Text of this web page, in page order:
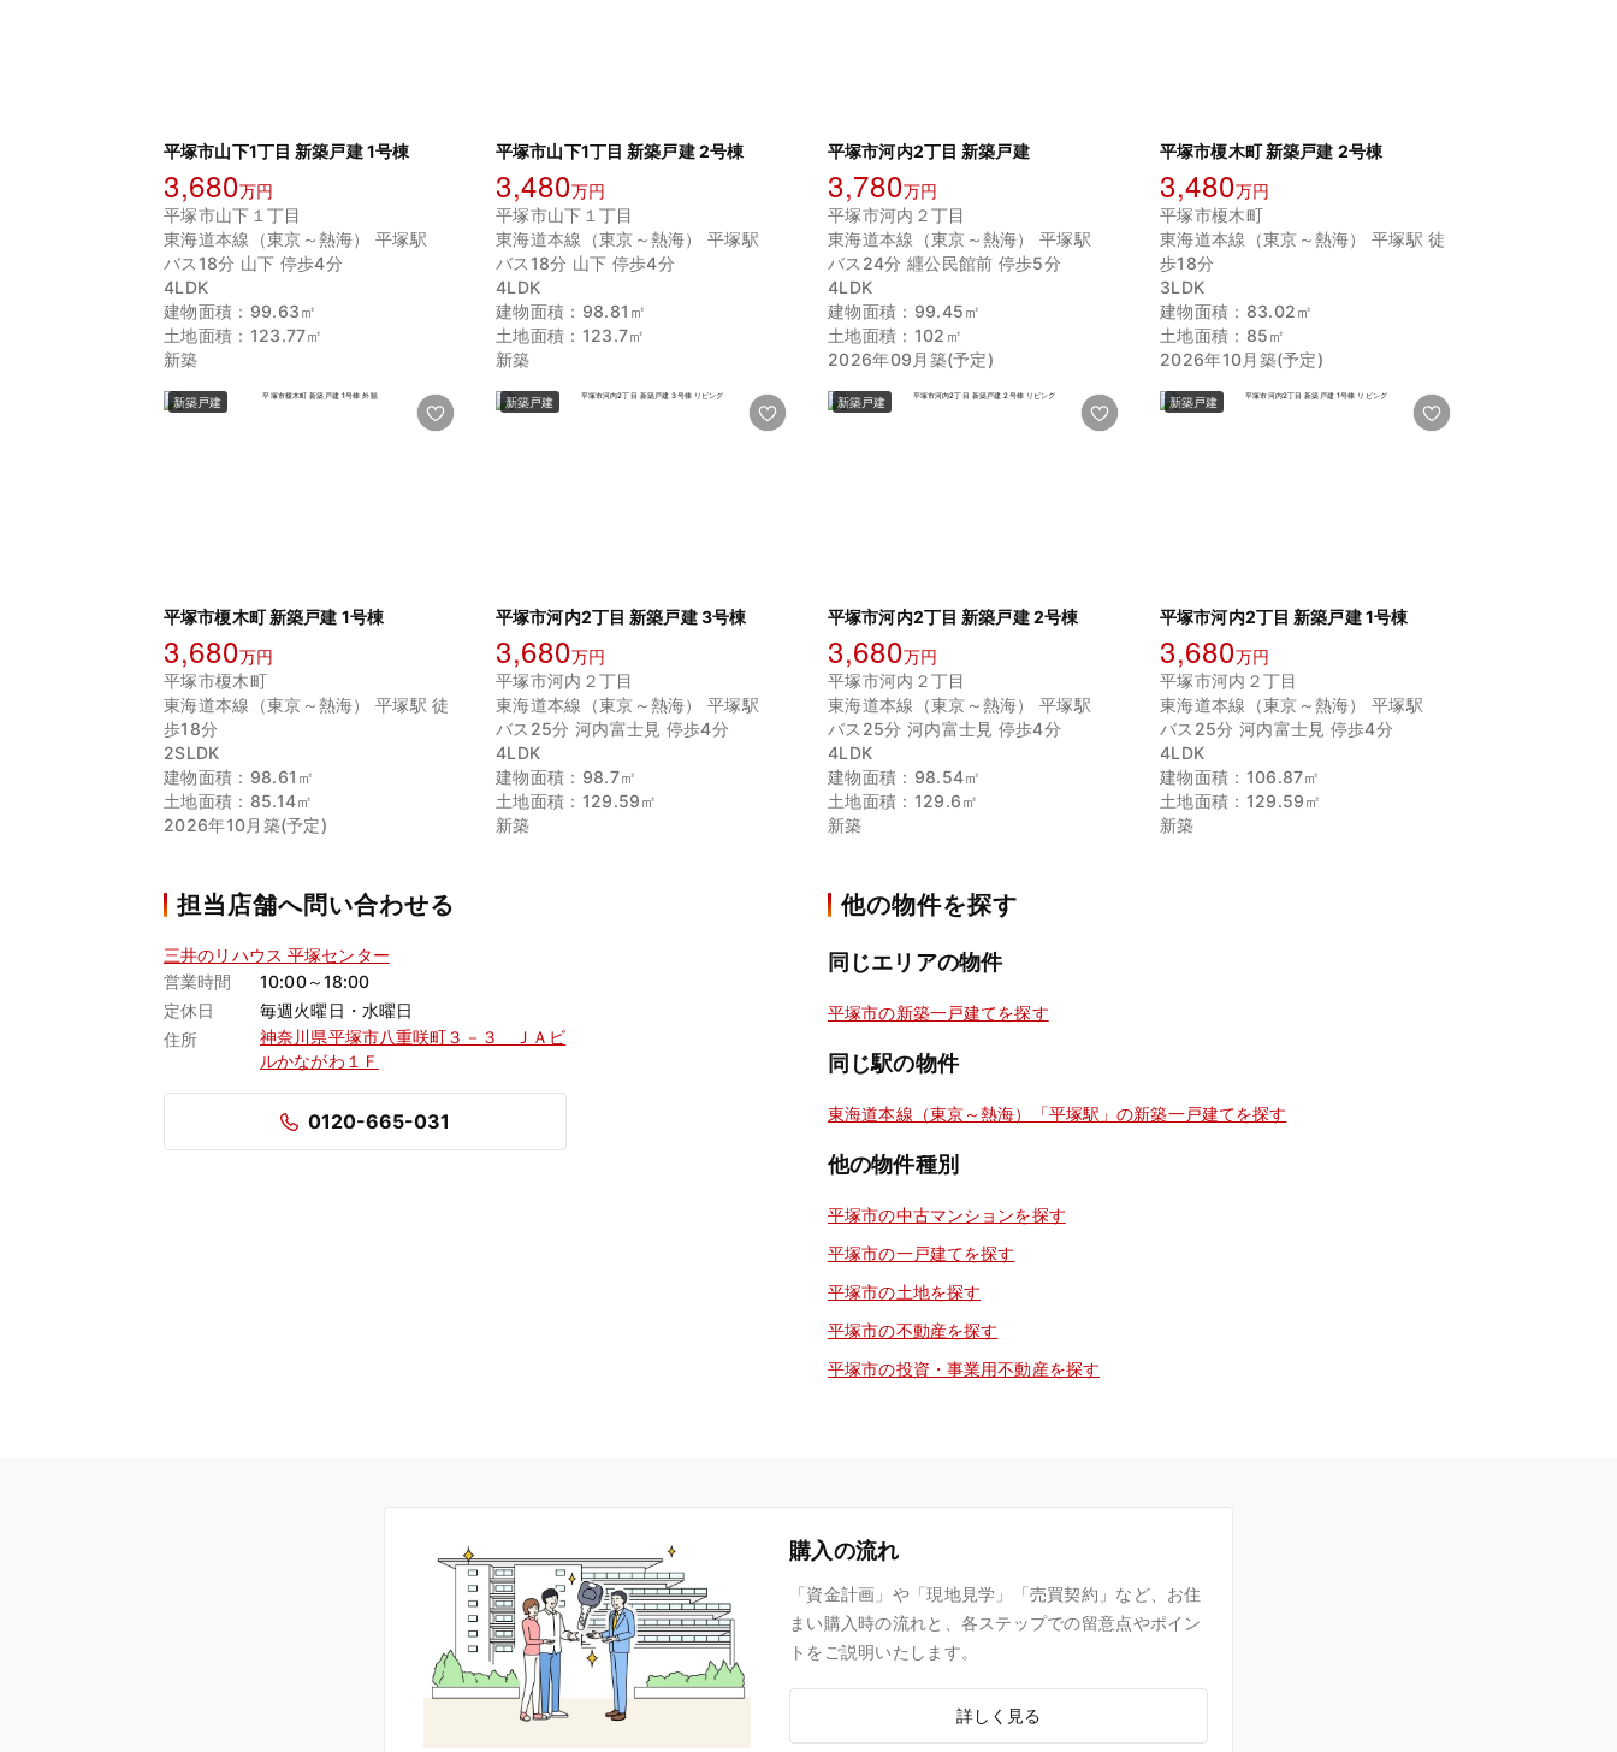
平塚市山下1丁目 新築戸建 1号棟
3,680万円
平塚市山下１丁目
東海道本線（東京～熱海） 平塚駅
バス18分 山下 停歩4分
4LDK
建物面積：99.63㎡
土地面積：123.77㎡
新築
平塚市山下1丁目 新築戸建 2号棟
3,480万円
平塚市山下１丁目
東海道本線（東京～熱海） 平塚駅
バス18分 山下 停歩4分
4LDK
建物面積：98.81㎡
土地面積：123.7㎡
新築
平塚市河内2丁目 新築戸建
3,780万円
平塚市河内２丁目
東海道本線（東京～熱海） 平塚駅
バス24分 纒公民館前 停歩5分
4LDK
建物面積：99.45㎡
土地面積：102㎡
2026年09月築(予定)
平塚市榎木町 新築戸建 2号棟
3,480万円
平塚市榎木町
東海道本線（東京～熱海） 平塚駅 徒
歩18分
3LDK
建物面積：83.02㎡
土地面積：85㎡
2026年10月築(予定)
新築戸建
平塚市榎木町 新築戸建 1号棟
3,680万円
平塚市榎木町
東海道本線（東京～熱海） 平塚駅 徒
歩18分
2SLDK
建物面積：98.61㎡
土地面積：85.14㎡
2026年10月築(予定)
新築戸建
平塚市河内2丁目 新築戸建 3号棟
3,680万円
平塚市河内２丁目
東海道本線（東京～熱海） 平塚駅
バス25分 河内富士見 停歩4分
4LDK
建物面積：98.7㎡
土地面積：129.59㎡
新築
新築戸建
平塚市河内2丁目 新築戸建 2号棟
3,680万円
平塚市河内２丁目
東海道本線（東京～熱海） 平塚駅
バス25分 河内富士見 停歩4分
4LDK
建物面積：98.54㎡
土地面積：129.6㎡
新築
新築戸建
平塚市河内2丁目 新築戸建 1号棟
3,680万円
平塚市河内２丁目
東海道本線（東京～熱海） 平塚駅
バス25分 河内富士見 停歩4分
4LDK
建物面積：106.87㎡
土地面積：129.59㎡
新築
担当店舗へ問い合わせる
三井のリハウス 平塚センター
営業時間
10:00～18:00
定休日
毎週火曜日・水曜日
住所
神奈川県平塚市八重咲町３－３ ＪＡビ
ルかながわ１Ｆ
0120-665-031
他の物件を探す
同じエリアの物件
平塚市の新築一戸建てを探す
同じ駅の物件
東海道本線（東京～熱海）「平塚駅」の新築一戸建てを探す
他の物件種別
平塚市の中古マンションを探す
平塚市の一戸建てを探す
平塚市の土地を探す
平塚市の不動産を探す
平塚市の投資・事業用不動産を探す
購入の流れ
「資金計画」や「現地見学」「売買契約」など、お住
まい購入時の流れと、各ステップでの留意点やポイン
トをご説明いたします。
詳しく見る